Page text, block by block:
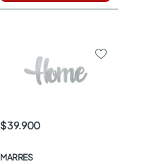
$ 39.900
MARRES